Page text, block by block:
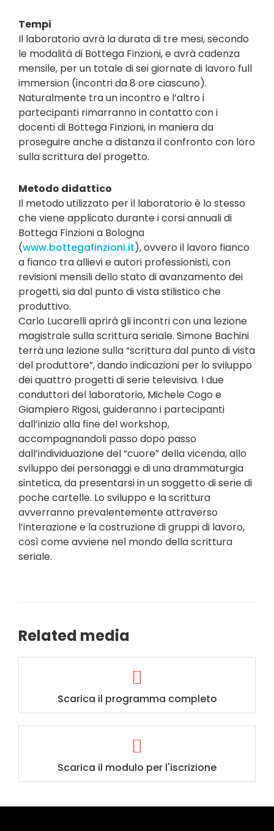
Tempi
Il laboratorio avrà la durata di tre mesi, secondo
le modalità di Bottega Finzioni, e avrà cadenza
mensile, per un totale di sei giornate di lavoro full
immersion (incontri da 8 ore ciascuno).
Naturalmente tra un incontro e l’altro i
partecipanti rimarranno in contatto con i
docenti di Bottega Finzioni, in maniera da
proseguire anche a distanza il confronto con loro
sulla scrittura del progetto.
Metodo didattico
Il metodo utilizzato per il laboratorio è lo stesso
che viene applicato durante i corsi annuali di
Bottega Finzioni a Bologna
(www.bottegafinzioni.it), ovvero il lavoro fianco
a fianco tra allievi e autori professionisti, con
revisioni mensili dello stato di avanzamento dei
progetti, sia dal punto di vista stilistico che
produttivo.
Carlo Lucarelli aprirà gli incontri con una lezione
magistrale sulla scrittura seriale. Simone Bachini
terrà una lezione sulla “scrittura dal punto di vista
del produttore”, dando indicazioni per lo sviluppo
dei quattro progetti di serie televisiva. I due
conduttori del laboratorio, Michele Cogo e
Giampiero Rigosi, guideranno i partecipanti
dall’inizio alla fine del workshop,
accompagnandoli passo dopo passo
dall’individuazione del “cuore” della vicenda, allo
sviluppo dei personaggi e di una drammaturgia
sintetica, da presentarsi in un soggetto di serie di
poche cartelle. Lo sviluppo e la scrittura
avverranno prevalentemente attraverso
l’interazione e la costruzione di gruppi di lavoro,
così come avviene nel mondo della scrittura
seriale.
Related media
Scarica il programma completo
Scarica il modulo per l'iscrizione